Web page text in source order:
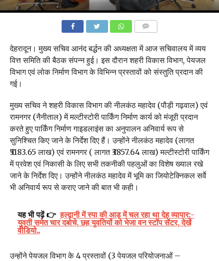
देहरादून। मुख्य सचिव आनंद बर्द्धन की अध्यक्षता में आज सचिवालय में व्यय
वित्त समिति की बैठक संपन्न हुई। इस दौरान शहरी विकास विभाग, पेयजल
विभाग एवं लोक निर्माण विभाग के विभिन्न प्रस्तावों को संस्तुति प्रदान की
गई।
मुख्य सचिव ने शहरी विकास विभाग की नीलकंठ महादेव (पौड़ी गढ़वाल) एवं
रामनगर (नैनीताल) में मल्टीस्टोरी पार्किंग निर्माण कार्य को मंजूरी प्रदान
करते हुए पार्किंग निर्माण गाइडलाइंस का अनुपालन अनिवार्य रूप से
सुनिश्चित किए जाने के निर्देश दिए हैं। उन्होंने नीलकंठ महादेव (लागत
₹5183.65 लाख) एवं रामनगर ( लागत ₹3857.64 लाख) मल्टीस्टोरी पार्किंग
में प्रवेश एवं निकासी के लिए सभी तकनीकी पहलुओं का विशेष ख्याल रखे
जाने के निर्देश दिए। उन्होंने नीलकंठ महादेव में भूमि का जियोटेक्निकल सर्वे
भी अनिवार्य रूप से कराए जाने की बात भी कही।
यह भी पढ़ें 👉 हल्द्वानी में स्पा की आड़ में चल रहा था देह व्यापार:-
युवती समेत चार दबोचे, छह युवतियों को भेजा वन स्टॉप सेंटर, देखें
वीडियो..
उन्होंने पेयजल विभाग के 4 प्रस्तावों (3 पेयजल परियोजनाओं –